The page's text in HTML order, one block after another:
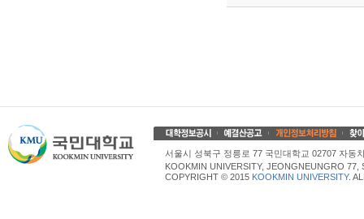
서울시 성북구 정릉로 77 국민대학교 02707 자동
KOOKMIN UNIVERSITY, JEONGNEUNGRO
COPYRIGHT © 2015 KOOKMIN UNIVERSITY.